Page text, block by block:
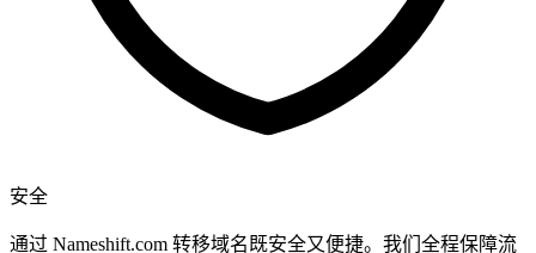
安全
通过 Nameshift.com 转移域名既安全又便捷。我们全程保障流